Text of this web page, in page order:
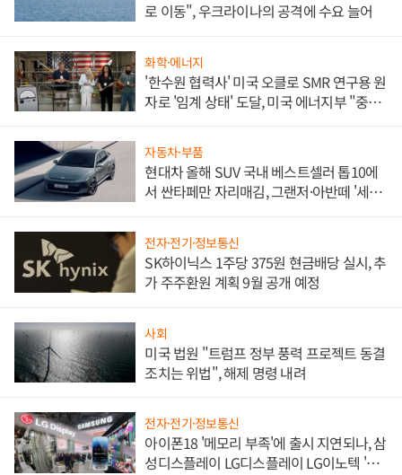
로 이동", 우크라이나의 공격에 수요 늘어
화학·에너지
'한수원 협력사' 미국 오클로 SMR 연구용 원
자로 '임계 상태' 도달, 미국 에너지부 "중요
자동차·부품
현대차 올해 SUV 국내 베스트셀러 톱10에
서 싼타페만 자리매김, 그랜저·아반떼 '세단
전자·전기·정보통신
SK하이닉스 1주당 375원 현금배당 실시, 추
가 주주환원 계획 9월 공개 예정
사회
미국 법원 "트럼프 정부 풍력 프로젝트 동결
조치는 위법", 해제 명령 내려
전자·전기·정보통신
아이폰18 '메모리 부족'에 출시 지연되나, 삼
성디스플레이 LG디스플레이 LG이노텍 '탈